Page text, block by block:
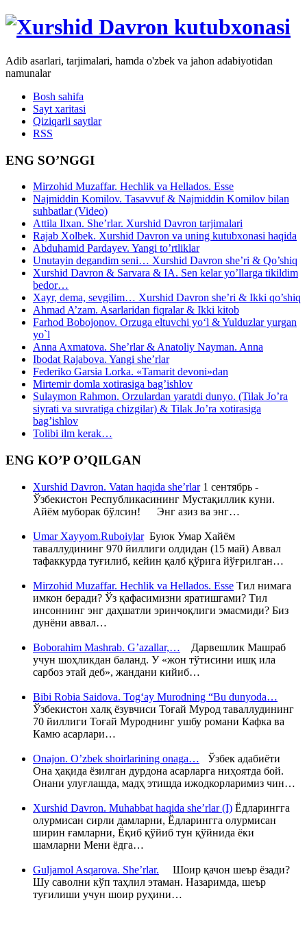
Adib asarlari, tarjimalari, hamda o'zbek va jahon adabiyotidan
namunalar
Bosh sahifa
Sayt xaritasi
Qiziqarli saytlar
RSS
ENG SO’NGGI
Mirzohid Muzaffar. Hechlik va Hellados. Esse
Najmiddin Komilov. Tasavvuf & Najmiddin Komilov bilan
suhbatlar (Video)
Attila Ilxan. She’rlar. Xurshid Davron tarjimalari
Rajab Xolbek. Xurshid Davron va uning kutubxonasi haqida
Abduhamid Pardayev. Yangi to’rtliklar
Unutayin degandim seni… Xurshid Davron she’ri & Qo’shiq
Xurshid Davron & Sarvara & IA. Sen kelar yo’llarga tikildim
bedor…
Xayr, dema, sevgilim… Xurshid Davron she’ri & Ikki qo’shiq
Ahmad A’zam. Asarlaridan fiqralar & Ikki kitob
Farhod Bobojonov. Orzuga eltuvchi yo‘l & Yulduzlar yurgan
yo`l
Anna Axmatova. She’rlar & Anatoliy Nayman. Anna
Ibodat Rajabova. Yangi she’rlar
Federiko Garsia Lorka. «Tamarit devoni»dan
Mirtemir domla xotirasiga bag’ishlov
Sulaymon Rahmon. Orzulardan yaratdi dunyo. (Tilak Jo’ra
siyrati va suvratiga chizgilar) & Tilak Jo’ra xotirasiga
bag’ishlov
Tolibi ilm kerak…
ENG KO’P O’QILGAN
Xurshid Davron. Vatan haqida she’rlar1 сентябрь -
Ўзбекистон Республикасининг Мустақиллик куни.
Айём муборак бўлсин! Энг азиз ва энг…
Umar Xayyom.RuboiylarБуюк Умар Хайём
таваллудининг 970 йиллиги олдидан (15 май) Аввал
тафаккурда туғилиб, кейин қалб қўрига йўғрилган…
Mirzohid Muzaffar. Hechlik va Hellados. Esse Тил нимага
имкон беради? Ўз қафасимизни яратишгами? Тил
инсоннинг энг даҳшатли эринчоқлиги эмасмиди? Биз
дунёни аввал…
Boborahim Mashrab. G’azallar,… Дарвешлик Машраб
учун шоҳликдан баланд. У «жон тўтисини ишқ ила
сарбоз этай деб», жандани кийиб…
Bibi Robia Saidova. Tog‘ay Murodning “Bu dunyoda…
Ўзбекистон халқ ёзувчиси Тоғай Мурод таваллудининг
70 йиллиги Тоғай Муроднинг ушбу романи Кафка ва
Камю асарлари…
Onajon. O’zbek shoirlarining onaga… Ўзбек адабиёти
Она ҳақида ёзилган дурдона асарларга ниҳоятда бой.
Онани улуғлашда, мадҳ этишда ижодкорларимиз чин…
Xurshid Davron. Muhabbat haqida she’rlar (I) Ёдларингга
олурмисан сирли дамларни, Ёдларингга олурмисан
ширин ғамларни, Ёқиб қўйиб тун қўйнида ёки
шамларни Мени ёдга…
Guljamol Asqarova. She’rlar. Шоир қачон шеър ёзади?
Шу саволни кўп таҳлил этаман. Назаримда, шеър
туғилиши учун шоир руҳини…